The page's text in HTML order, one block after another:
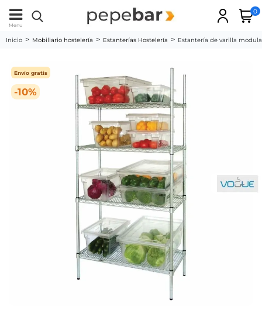
Menu
0
Inicio Mobiliario hostelería Estanterías Hostelería Estantería de varilla
-10%
Envío gratis